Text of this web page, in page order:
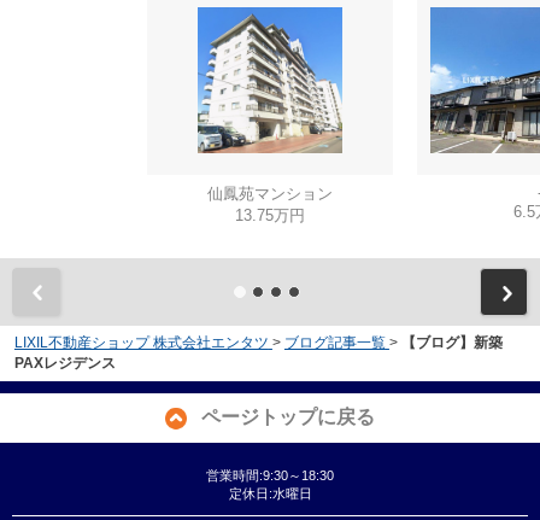
仙鳳苑マンション
13.75万円
6.5
LIXIL不動産ショップ 株式会社エンタツ > ブログ記事一覧 >
【ブログ】新築
PAXレジデンス
ページトップに戻る
営業時間:9:30～18:30
定休日:水曜日